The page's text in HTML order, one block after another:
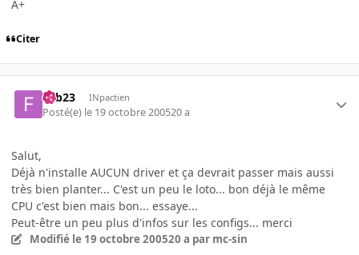
A+
Citer
Fab23 INpactien
Posté(e) le 19 octobre 200520 a
Salut,
Déjà n'installe AUCUN driver et ça devrait passer mais aussi
très bien planter... C'est un peu le loto... bon déjà le même
CPU c'est bien mais bon... essaye...
Peut-être un peu plus d'infos sur les configs... merci
Modifié le 19 octobre 200520 a par mc-sin